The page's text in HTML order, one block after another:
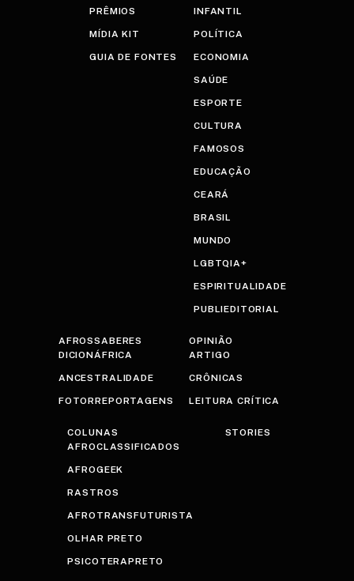
PRÊMIOS
MÍDIA KIT
GUIA DE FONTES
INFANTIL
POLÍTICA
ECONOMIA
SAÚDE
ESPORTE
CULTURA
FAMOSOS
EDUCAÇÃO
CEARÁ
BRASIL
MUNDO
LGBTQIA+
ESPIRITUALIDADE
PUBLIEDITORIAL
AFROSSABERES
DICIONÁFRICA
ANCESTRALIDADE
FOTORREPORTAGENS
OPINIÃO
ARTIGO
CRÔNICAS
LEITURA CRÍTICA
COLUNAS
AFROCLASSIFICADOS
AFROGEEK
RASTROS
AFROTRANSFUTURISTA
OLHAR PRETO
PSICOTERAPRETO
STORIES